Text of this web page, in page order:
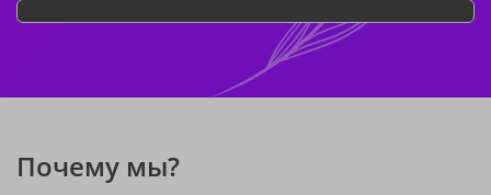
Почему мы?